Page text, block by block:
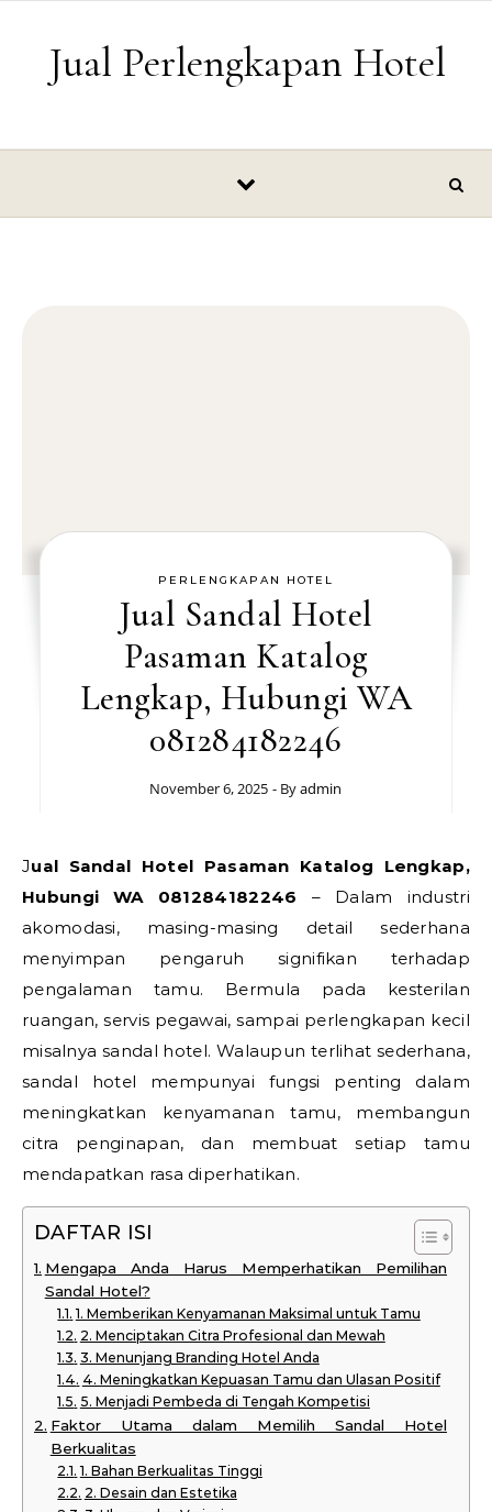
Jual Perlengkapan Hotel
PERLENGKAPAN HOTEL
Jual Sandal Hotel
Pasaman Katalog
Lengkap, Hubungi WA
081284182246
November 6, 2025 - Byadmin
Jual Sandal Hotel Pasaman Katalog Lengkap,
Hubungi WA 081284182246 – Dalam industri
akomodasi, masing-masing detail sederhana
menyimpan pengaruh signifikan terhadap
pengalaman tamu. Bermula pada kesterilan
ruangan, servis pegawai, sampai perlengkapan kecil
misalnya sandal hotel. Walaupun terlihat sederhana,
sandal hotel mempunyai fungsi penting dalam
meningkatkan kenyamanan tamu, membangun
citra penginapan, dan membuat setiap tamu
mendapatkan rasa diperhatikan.
DAFTAR ISI
Mengapa Anda Harus Memperhatikan Pemilihan
Sandal Hotel?
1. Memberikan Kenyamanan Maksimal untuk Tamu
2. Menciptakan Citra Profesional dan Mewah
3. Menunjang Branding Hotel Anda
4. Meningkatkan Kepuasan Tamu dan Ulasan Positif
5. Menjadi Pembeda di Tengah Kompetisi
Faktor Utama dalam Memilih Sandal Hotel
Berkualitas
1. Bahan Berkualitas Tinggi
2. Desain dan Estetika